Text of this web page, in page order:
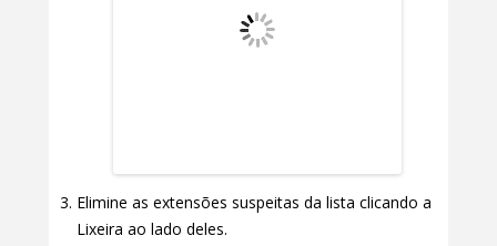
Elimine as extensões suspeitas da lista clicando a
Lixeira ao lado deles.